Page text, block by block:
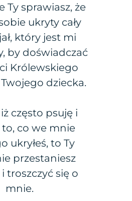
Ty sprawiasz, że
ukryty cały
który jest mi
by doświadczać
Królewskiego
dziecka.
często psuję i
to, co we mnie
ukryłeś, to Ty
przestaniesz
troszczyć się o
mnie.